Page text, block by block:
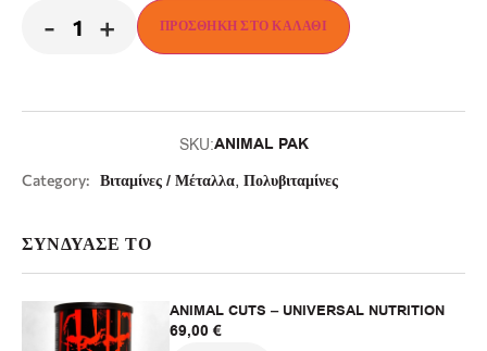
- + ΠΡΟΣΘΉΚΗ ΣΤΟ ΚΑΛΆΘΙ
SKU:ANIMAL PAK
Category: Βιταμίνες / Μέταλλα, Πολυβιταμίνες
ΣΥΝΔΥΑΣΕ ΤΟ
ANIMAL CUTS – UNIVERSAL NUTRITION
69,00 €